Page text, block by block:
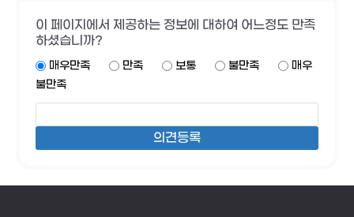
이 페이지에서 제공하는 정보에 대하여 어느정도 만족
하셨습니까?
매우만족 만족 보통 불만족
매우
불만족